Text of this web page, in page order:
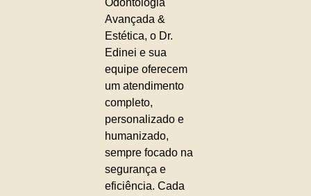
Odontologia
Avançada &
Estética, o Dr.
Edinei e sua
equipe oferecem
um atendimento
completo,
personalizado e
humanizado,
sempre focado na
segurança e
eficiência. Cada